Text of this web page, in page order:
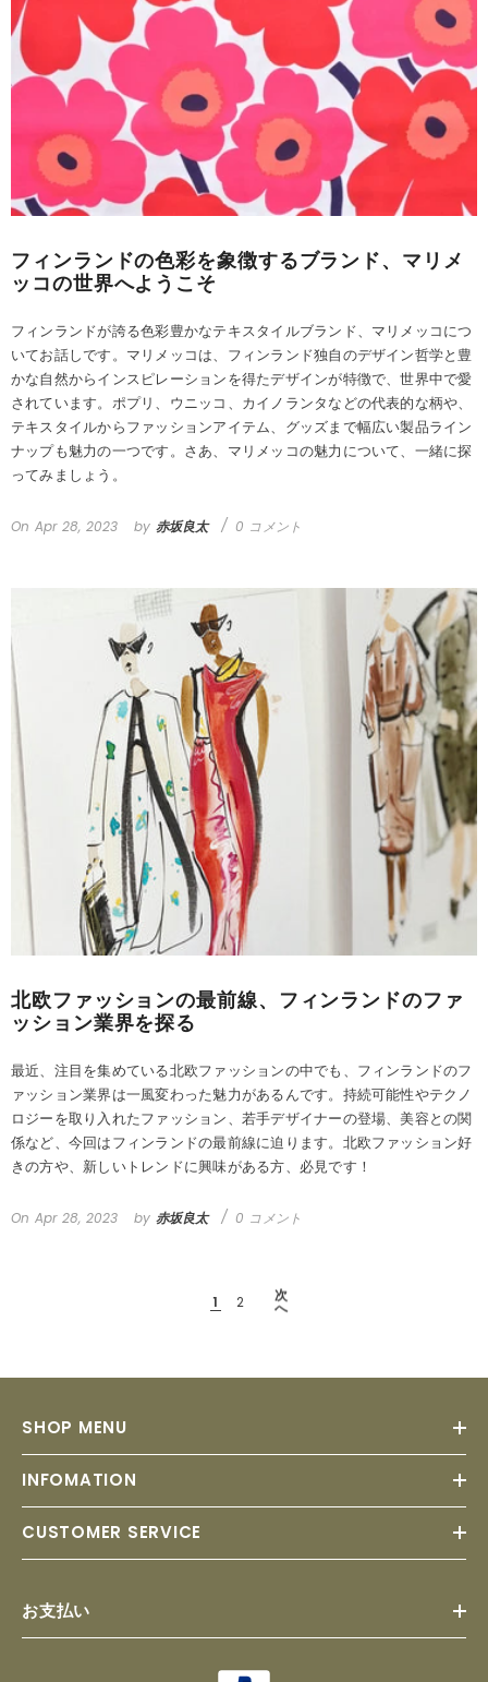
フィンランドの色彩を象徴するブランド、マリメ
ッコの世界へようこそ
フィンランドが誇る色彩豊かなテキスタイルブランド、マリメッコにつ
いてお話しです。マリメッコは、フィンランド独自のデザイン哲学と豊
かな自然からインスピレーションを得たデザインが特徴で、世界中で愛
されています。ポプリ、ウニッコ、カイノランタなどの代表的な柄や、
テキスタイルからファッションアイテム、グッズまで幅広い製品ライン
ナップも魅力の一つです。さあ、マリメッコの魅力について、一緒に探
ってみましょう。
On Apr 28, 2023 by 赤坂良太 0 コメント
北欧ファッションの最前線、フィンランドのファ
ッション業界を探る
最近、注目を集めている北欧ファッションの中でも、フィンランドのフ
ァッション業界は一風変わった魅力があるんです。持続可能性やテクノ
ロジーを取り入れたファッション、若手デザイナーの登場、美容との関
係など、今回はフィンランドの最前線に迫ります。北欧ファッション好
きの方や、新しいトレンドに興味がある方、必見です！
On Apr 28, 2023 by 赤坂良太 0 コメント
1 2 次
へ
SHOP MENU
INFOMATION
CUSTOMER SERVICE
お支払い